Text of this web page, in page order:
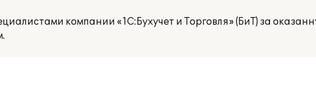
компании «1С:Бухучет и Торговля» (БиТ) за